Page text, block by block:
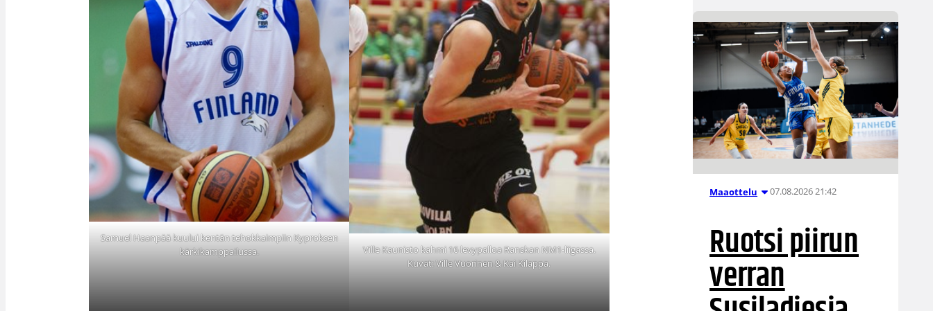
Samuel Haanpää kuului kentän tehokkaimpiin Kyproksen
kärkikamppailussa.
Ville Kaunisto kahmi 16 levypalloa Ranskan NM1-liigassa.
Kuvat: Ville Vuorinen & Kai Kilappa.
Maaottelu 07.08.2026 21:42
Ruotsi piirun
verran